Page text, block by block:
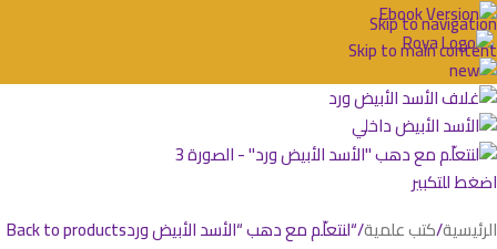
Skip to navigation
Skip to main content
اضغط للتكبير
الرئيسية كتب علمية “لنتعلّم مع دهب “الأسد الأبيض وردBack to products